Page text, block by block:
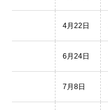
4月22日
6月24日
7月8日